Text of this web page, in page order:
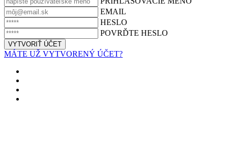
EMAIL
HESLO
POVRĎTE HESLO
MÁTE UŽ VYTVORENÝ ÚČET?